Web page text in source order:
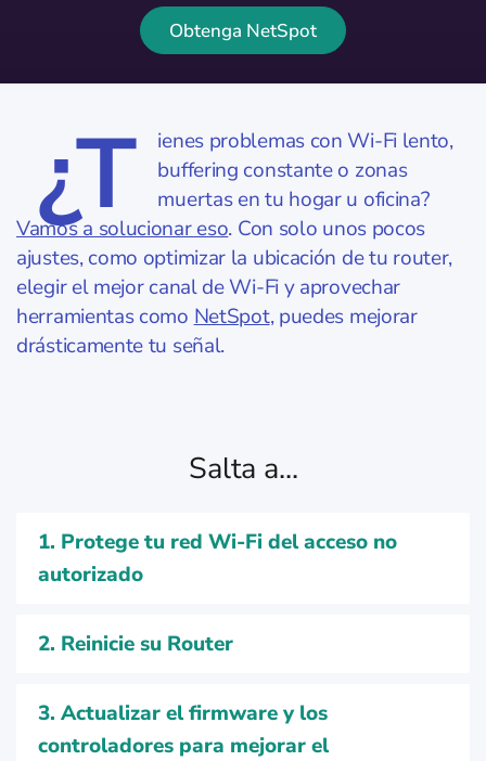
Obtenga NetSpot
¿T
ienes problemas con Wi-Fi lento,
buffering constante o zonas
muertas en tu hogar u oficina?
Vamos a solucionar eso. Con solo unos pocos
ajustes, como optimizar la ubicación de tu router,
elegir el mejor canal de Wi-Fi y aprovechar
herramientas como NetSpot, puedes mejorar
drásticamente tu señal.
Salta a...
1. Protege tu red Wi-Fi del acceso no
autorizado
2. Reinicie su Router
3. Actualizar el firmware y los
controladores para mejorar el